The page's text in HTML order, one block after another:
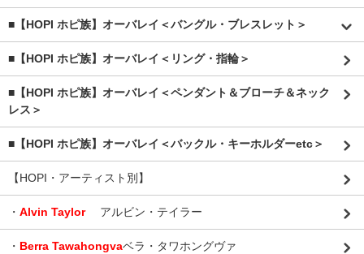
■【HOPI ホピ族】オーバレイ＜バングル・ブレスレット＞
■【HOPI ホピ族】オーバレイ＜リング・指輪＞
■【HOPI ホピ族】オーバレイ＜ペンダント＆ブローチ＆ネック
レス＞
■【HOPI ホピ族】オーバレイ＜バックル・キーホルダーetc＞
【HOPI・アーティスト別】
・ Alvin Taylor アルビン・テイラー
・ Berra Tawahongvaベラ・タワホングヴァ